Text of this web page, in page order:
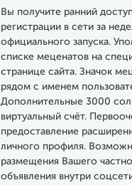
Вы получите ранний
регистрации в сети за
официального запуска.
списке меценатов на
странице сайта. Значок
рядом с именем
Дополнительные 3000
виртуальный счёт.
предоставление
личного профиля.
размещения Вашего
объявления внутри